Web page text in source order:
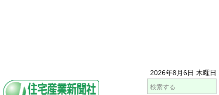
2026年8月6日 木曜日